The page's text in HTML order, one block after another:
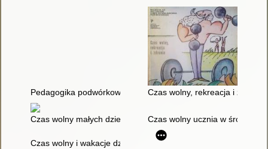
Pedagogika podwórkowa : praca zbiorowaCzas wolny, rekreacja i zdrowie
Czas wolny małych dzieci w świecie realnym i wirtualnym
Czas wolny ucznia w
Czas wolny i wakacje dzieci